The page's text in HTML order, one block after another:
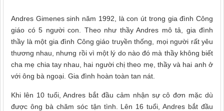
Andres Gimenes sinh năm 1992, là con út trong gia đình Công
giáo có 5 người con. Theo như thầy Andres mô tả, gia đình
thầy là một gia đình Công giáo truyền thống, mọi người rất yêu
thương nhau, nhưng rồi vì một lý do nào đó mà thầy không biết
cha mẹ chia tay nhau, hai người chị theo mẹ, thầy và hai anh ở
với ông bà ngoại. Gia đình hoàn toàn tan nát.
Khi lên 10 tuổi, Andres bắt đầu cảm nhận sự cô đơn mặc dù
được ông bà chăm sóc tận tình. Lên 16 tuổi, Andres bắt đầu